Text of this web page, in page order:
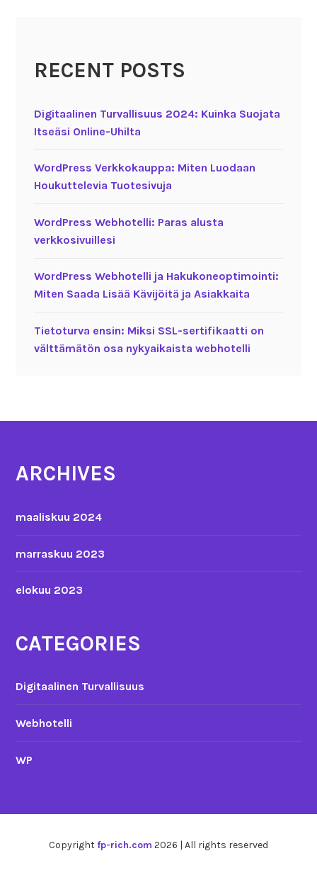
RECENT POSTS
Digitaalinen Turvallisuus 2024: Kuinka Suojata
Itseäsi Online-Uhilta
WordPress Verkkokauppa: Miten Luodaan
Houkuttelevia Tuotesivuja
WordPress Webhotelli: Paras alusta
verkkosivuillesi
WordPress Webhotelli ja Hakukoneoptimointi:
Miten Saada Lisää Kävijöitä ja Asiakkaita
Tietoturva ensin: Miksi SSL-sertifikaatti on
välttämätön osa nykyaikaista webhotelli
ARCHIVES
maaliskuu 2024
marraskuu 2023
elokuu 2023
CATEGORIES
Digitaalinen Turvallisuus
Webhotelli
WP
Copyright fp-rich.com 2026 | All rights reserved